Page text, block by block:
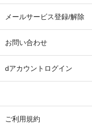
メールサービス登録/解除
お問い合わせ
dアカウントログイン
ご利用規約